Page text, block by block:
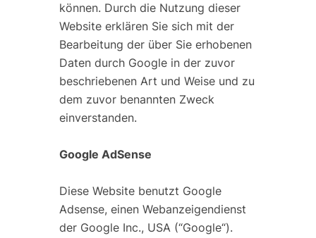
können. Durch die Nutzung dieser
Website erklären Sie sich mit der
Bearbeitung der über Sie erhobenen
Daten durch Google in der zuvor
beschriebenen Art und Weise und zu
dem zuvor benannten Zweck
einverstanden.
Google AdSense
Diese Website benutzt Google
Adsense, einen Webanzeigendienst
der Google Inc., USA (“Google“).